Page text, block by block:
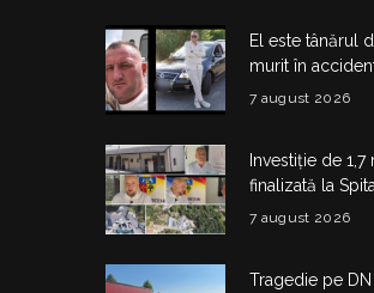
El este tânărul
murit în
Dragoș Mihail
7 august 2026
Investiție de
finalizată la
clădire medico-
7 august 2026
Tragedie pe DN